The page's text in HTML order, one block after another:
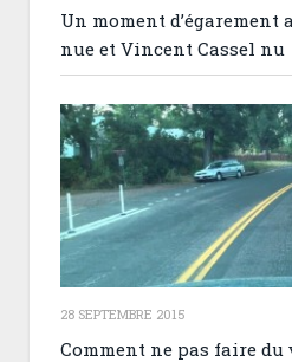
Un moment d’égarement
nue et Vincent Cassel nu
28 SEPTEMBRE 2015
Comment ne pas faire du